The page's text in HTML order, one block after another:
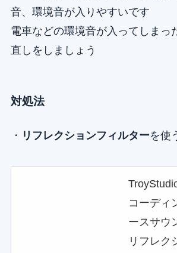
音、環境音が入りやすいです
電車などの環境音が入ってしまっ
直しをしましょう
対処法
・ リフレクションフィルターを使
コーディ
ースサウ
リフレク